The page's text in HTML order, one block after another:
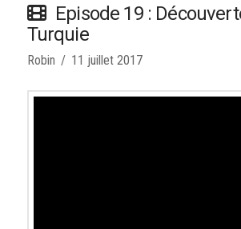
Episode 19 :
Turquie
Robin 11 juillet 2017